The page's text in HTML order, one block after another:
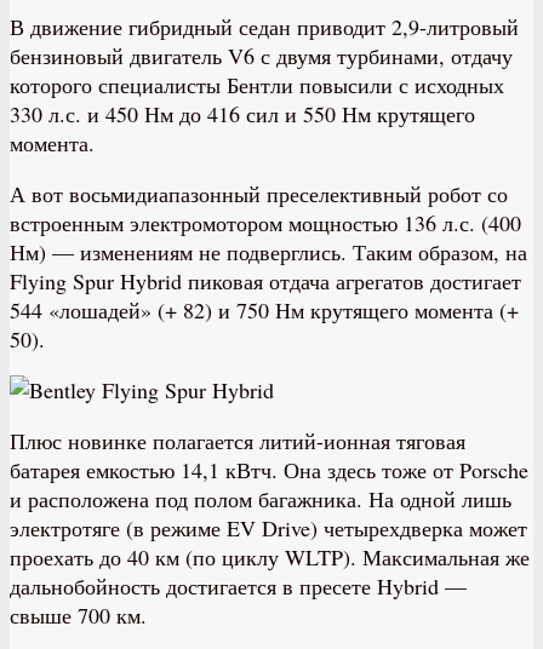
В движение гибридный седан приводит 2,9-литровый
бензиновый двигатель V6 с двумя турбинами, отдачу
которого специалисты Бентли повысили с исходных
330 л.с. и 450 Нм до 416 сил и 550 Нм крутящего
момента.
А вот восьмидиапазонный преселективный робот со
встроенным электромотором мощностью 136 л.с. (400
Нм) — изменениям не подверглись. Таким образом, на
Flying Spur Hybrid пиковая отдача агрегатов достигает
544 «лошадей» (+ 82) и 750 Нм крутящего момента (+
50).
Плюс новинке полагается литий-ионная тяговая
батарея емкостью 14,1 кВтч. Она здесь тоже от Porsche
и расположена под полом багажника. На одной лишь
электротяге (в режиме EV Drive) четырехдверка может
проехать до 40 км (по циклу WLTP). Максимальная же
дальнобойность достигается в пресете Hybrid —
свыше 700 км.